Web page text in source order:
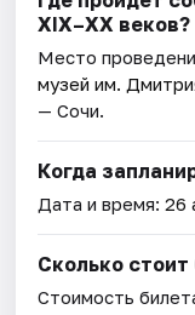
XIX–XX веков?
Место
музей им.
— Сочи.
Когда
Дата и время:26
Сколько стоит
Стоимость